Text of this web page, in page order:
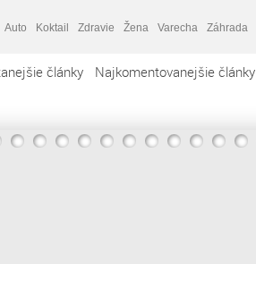
Auto Koktail Zdravie Žena Varecha Záhrada
články Najkomentovanejšie články